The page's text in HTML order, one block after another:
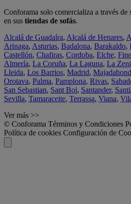
Conforama solo comercializa a través de
en sus tiendas de sofás.
Alcalá de Guadaíra, Alcalá de Henares,
Arinaga, Asturias, Badalona, Barakaldo,
Castellón, Chafiras, Cordoba, Elche,
Almería, La Coruña, La Laguna, La
Lleida, Los Barrios, Madrid,
Orotava, Palma, Pamplona, Rivas,
San Sebastian, Sant Boi, Santander,
Sevilla, Tamaraceite, Terrassa, Viana,
Ver más >>
© Conforama Términos y Condiciones
Política de cookies Configuración de